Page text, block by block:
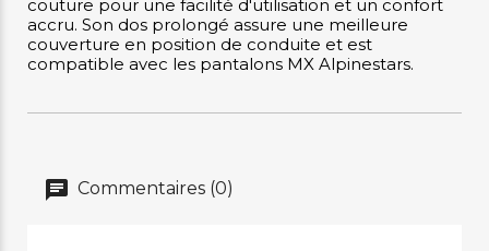
couture pour une facilité d'utilisation et un confort
accru. Son dos prolongé assure une meilleure
couverture en position de conduite et est
compatible avec les pantalons MX Alpinestars.
Commentaires (0)